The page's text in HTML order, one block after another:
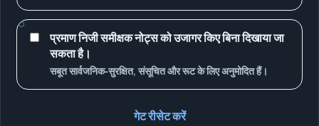
प्रमाण निजी समीक्षक नोट्स को उजागर किए बिना दिखाया जा
सकता है।
सबूत सार्वजनिक‑सुरक्षित, संसूचित और रूट के लिए अनुमोदित हैं।
गेट रीसेट करें